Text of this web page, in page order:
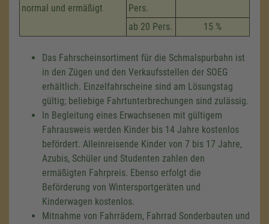
normal und ermäßigt
Pers.
ab 20 Pers. 15 %
Das Fahrscheinsortiment für die Schmalspurbahn ist
in den Zügen und den Verkaufsstellen der SOEG
erhältlich. Einzelfahrscheine sind am Lösungstag
gültig; beliebige Fahrtunterbrechungen sind zulässig.
In Begleitung eines Erwachsenen mit gültigem
Fahrausweis werden Kinder bis 14 Jahre kostenlos
befördert. Alleinreisende Kinder von 7 bis 17 Jahre,
Azubis, Schüler und Studenten zahlen den
ermäßigten Fahrpreis. Ebenso erfolgt die
Beförderung von Wintersportgeräten und
Kinderwagen kostenlos.
Mitnahme von Fahrrädern, Fahrrad Sonderbauten und